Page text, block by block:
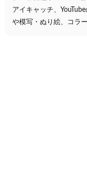
アイキャッチ、
や模写・ぬり絵、コラ